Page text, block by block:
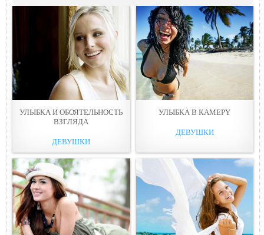
УЛЫБКА И ОБОЯТЕЛЬНОСТЬ
ВЗГЛЯДA
ДЕВУШКИ
УЛЫБКА В КАМЕРY
ДЕВУШКИ